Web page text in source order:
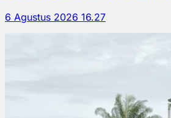
6 Agustus 2026 16.27